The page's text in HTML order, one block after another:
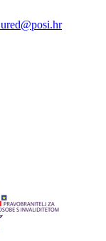
ured@posi.hr